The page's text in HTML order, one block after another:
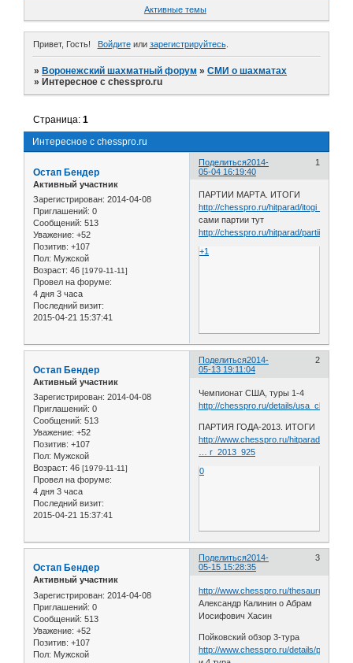
Активные темы
Привет, Гость! Войдитеили зарегистрируйтесь.
»Воронежский шахматный форум »СМИ о шахматах
»Интересное с chesspro.ru
Интересное с chesspro.ru
Страница:1
Поделиться 1
2014-
05-04 16:19:40
Остап Бендер
Активный участник
Зарегистрирован: 2014-04-08
Приглашений: 0
Сообщений: 513
Уважение: +52
Позитив: +107
Пол: Мужской
Возраст: 46 [1979-11-11]
Провел на форуме:
4 дня 3 часа
Последний визит:
2015-04-21 15:37:41
ПАРТИИ МАРТА. ИТОГИ
http://chesspro.ru/hitparad/
сами партии тут
http://chesspro.ru/hitparad/
+1
Поделиться 2
2014-
05-13 19:11:04
Остап Бендер
Активный участник
Зарегистрирован: 2014-04-08
Приглашений: 0
Сообщений: 513
Уважение: +52
Позитив: +107
Пол: Мужской
Возраст: 46 [1979-11-11]
Провел на форуме:
4 дня 3 часа
Последний визит:
2015-04-21 15:37:41
Чемпионат США, туры 1-4
http://chesspro.ru/details/usa_ch1_4
ПАРТИЯ ГОДА-2013. ИТОГИ
http://www.chesspro.ru/hitparad/
… r_2013_925
0
Поделиться 3
2014-
05-15 15:28:35
Остап Бендер
Активный участник
Зарегистрирован: 2014-04-08
Приглашений: 0
Сообщений: 513
Уважение: +52
Позитив: +107
Пол: Мужской
http://www.chesspro.ru/thesaurus/
Александр Калинин о Абрам
Иосифович Хасин
Пойковский обзор 3-тура
http://www.chesspro.ru/details/